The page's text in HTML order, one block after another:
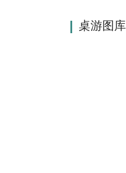
桌游图库